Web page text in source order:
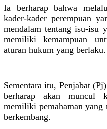
Ia berharap bahwa
kader-kader perempuan
mendalam tentang isu-isu
memiliki kemampuan
aturan hukum yang berlaku.
Sementara itu, Penjabat
berharap akan muncul
memiliki pemahaman yang
berkembang.